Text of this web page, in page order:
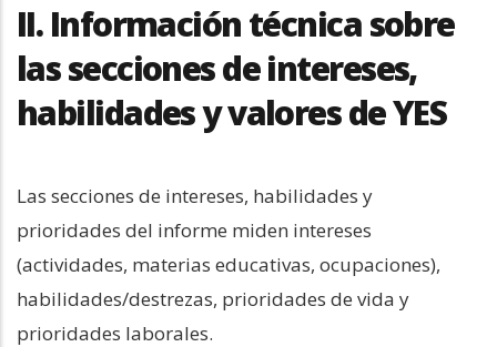
II. Información técnica sobre
las secciones de intereses,
habilidades y valores de YES
Las secciones de intereses, habilidades y
prioridades del informe miden intereses
(actividades, materias educativas, ocupaciones),
habilidades/destrezas, prioridades de vida y
prioridades laborales.